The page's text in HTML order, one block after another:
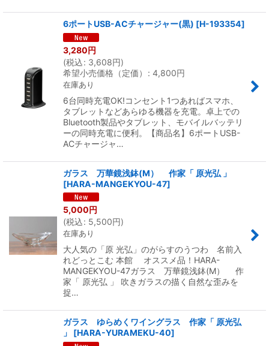
6ポートUSB-ACチャージャー(黒) [H-193354]
3,280円
(税込: 3,608円)
希望小売価格（定価）
: 4,800円
在庫あり
6台同時充電OK!コンセント1つあればスマホ、
タブレットなどあらゆる機器を充電。卓上での
Bluetooth製品やタブレット、モバイルバッテリ
ーの同時充電に便利。【商品名】6ポートUSB-
ACチャージャ…
ガラス 万華鏡浅鉢(M） 作家「 原光弘 」
[HARA-MANGEKYOU-47]
5,000円
(税込: 5,500円)
在庫あり
大人気の「原 光弘」のがらすのうつわ 名前入
れどっとこむ 本館 オススメ品！HARA-
MANGEKYOU-47ガラス 万華鏡浅鉢(M） 作
家「 原光弘 」 吹きガラスの描く自然な歪みを
捉…
ガラス ゆらめくワイングラス 作家「 原光弘
」
[HARA-YURAMEKU-40]